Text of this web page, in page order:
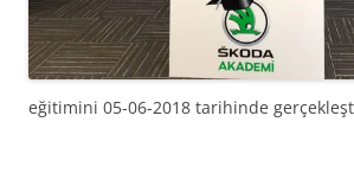
eğitimini 05-06-2018 tarihinde